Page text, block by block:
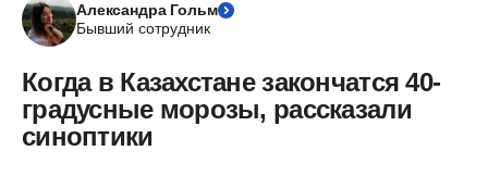
Александра Гольм
Бывший сотрудник
Когда в Казахстане закончатся 40-
градусные морозы, рассказали
синоптики